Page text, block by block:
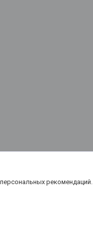
рекомендаций.